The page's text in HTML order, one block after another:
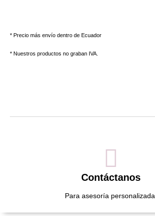
* Precio más envío dentro de Ecuador
* Nuestros productos no graban IVA.
Contáctanos
Para asesoría personalizada.